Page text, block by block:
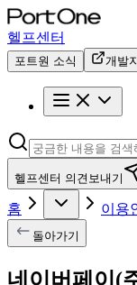
헬프센터
포트원 소식 개발
헬프센터 의견보내기
홈 이용
돌아가기
네이버페이(